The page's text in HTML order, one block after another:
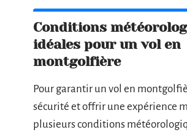
Conditions
idéales pour un vol en
montgolfière
Pour garantir un vol en
sécurité et offrir une expérience
plusieurs conditions